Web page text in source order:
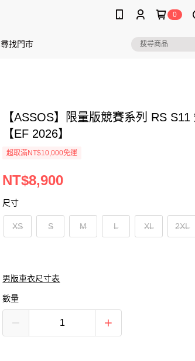
0
尋找門市
【ASSOS】限量版競賽系列 RS S11
【EF 2026】
超取滿NT$10,000免運
NT$8,900
尺寸
XS S M L XL 2XL
男版車衣尺寸表
數量